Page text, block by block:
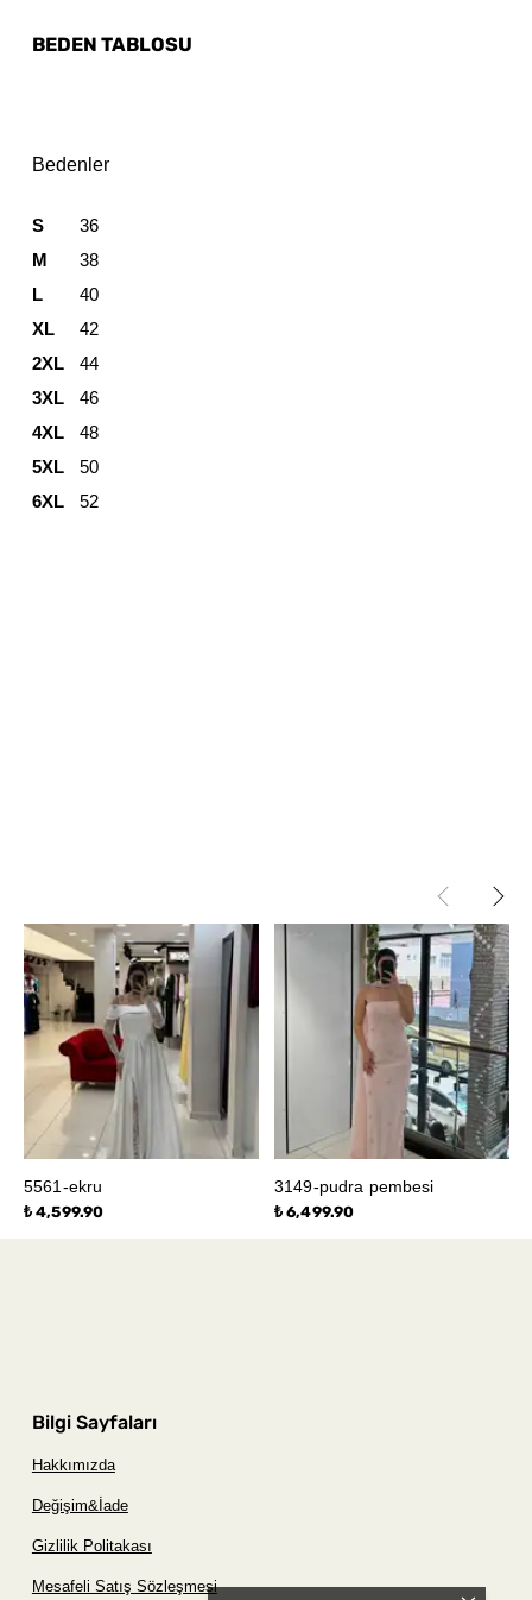
BEDEN TABLOSU
Bedenler
S
36
M
38
L
40
XL
42
2XL
44
3XL
46
4XL
48
5XL
50
6XL
52
5561-ekru
₺ 4,599.90
3149-pudra pembesi
₺ 6,499.90
Bilgi Sayfaları
Hakkımızda
Değişim&İade
Gizlilik Politakası
Mesafeli Satış Sözleşmesi